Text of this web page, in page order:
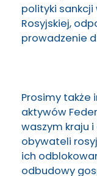
polityki
Rosyjskiej,
prowadzenie
Prosimy także
aktywów
waszym kraju
obywateli
ich
odbudowy